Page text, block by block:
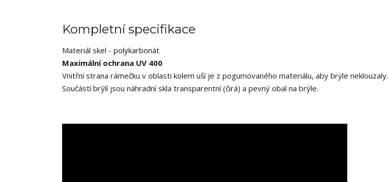
Kompletní specifikace
Materiál skel - polykarbonát
Maximální ochrana UV 400
Vnitřní strana rámečku v oblasti kolem uší je z pogumovaného materiálu, aby brýle neklouzaly.
Součástí brýlí jsou náhradní skla transparentní (čirá) a pevný obal na brýle.